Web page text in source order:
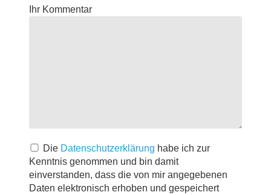
Ihr Kommentar
Die Datenschutzerklärung habe ich zur
Kenntnis genommen und bin damit
einverstanden, dass die von mir angegebenen
Daten elektronisch erhoben und gespeichert